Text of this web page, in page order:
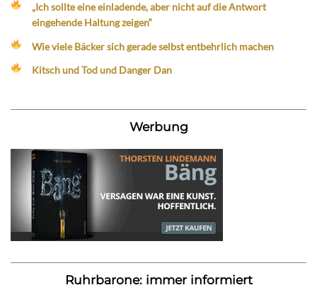
„Ich sollte eine einladende, aber nicht auf die Antwort
eingehende Haltung zeigen“
Wie viele Bäcker sich gerade selbst entbehrlich machen
Kitsch und Tod und Danger Dan
Werbung
Ruhrbarone: immer informiert